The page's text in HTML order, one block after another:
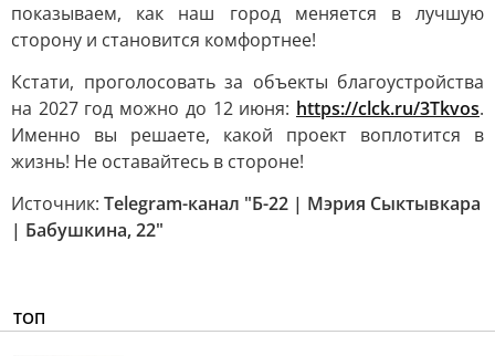
показываем, как наш город меняется в лучшую
сторону и становится комфортнее!
Кстати, проголосовать за объекты благоустройства
на 2027 год можно до 12 июня: https://clck.ru/3Tkvos.
Именно вы решаете, какой проект воплотится в
жизнь! Не оставайтесь в стороне!
Источник: Telegram-канал "Б-22 | Мэрия Сыктывкара
| Бабушкина, 22"
ТОП